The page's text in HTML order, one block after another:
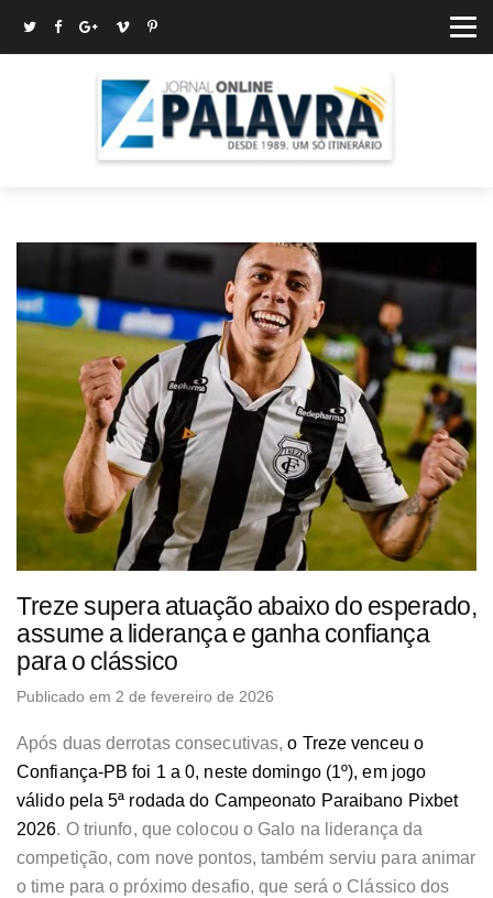
Treze supera atuação abaixo do esperado,
assume a liderança e ganha confiança
para o clássico
Publicado em 2 de fevereiro de 2026
Após duas derrotas consecutivas,o Treze venceu o
Confiança-PB foi 1 a 0, neste domingo (1º), em jogo
válido pela 5ª rodada do Campeonato Paraibano Pixbet
2026. O triunfo, que colocou o Galo na liderança da
competição, com nove pontos, também serviu para animar
o time para o próximo desafio, que será o Clássico dos